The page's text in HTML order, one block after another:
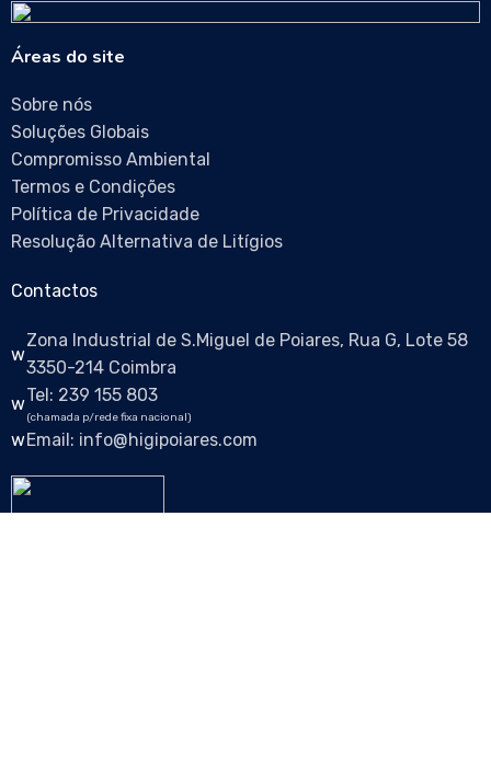
Áreas do site
Sobre nós
Soluções Globais
Compromisso Ambiental
Termos e Condições
Política de Privacidade
Resolução Alternativa de Litígios
Contactos
Zona Industrial de S.Miguel de Poiares, Rua G, Lote 58
3350-214 Coimbra
Tel: 239 155 803
(chamada p/rede fixa nacional)
Email: info@higipoiares.com